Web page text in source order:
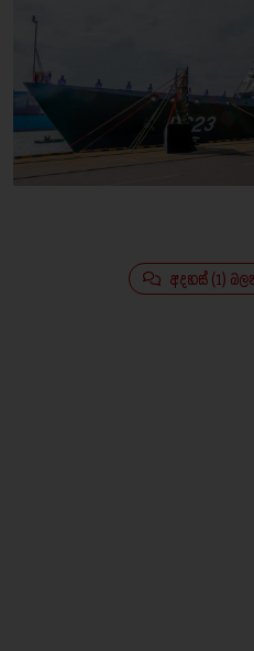
අදහස් (1)